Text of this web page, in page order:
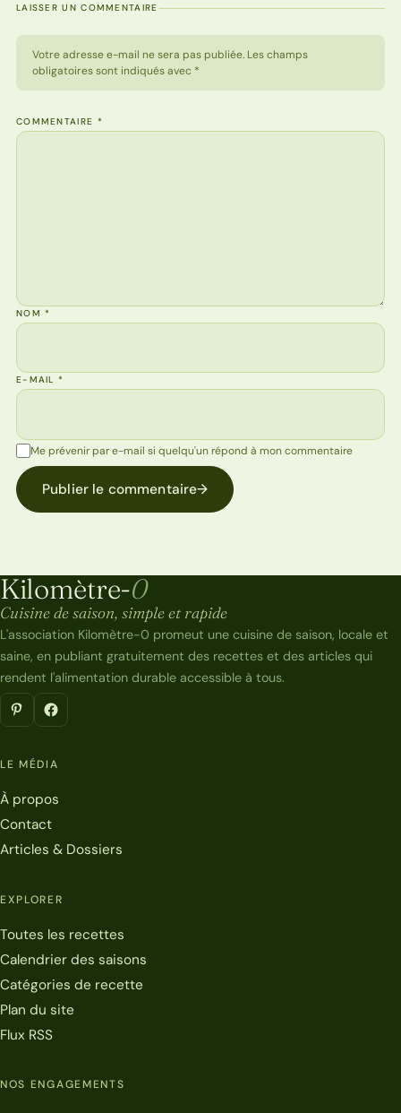
LAISSER UN COMMENTAIRE
Votre adresse e-mail ne sera pas publiée. Les champs
obligatoires sont indiqués avec *
COMMENTAIRE *
NOM*
E-MAIL*
Me prévenir par e-mail si quelqu'un répond à mon commentaire
Publier le commentaire→
Kilomètre-0
Kilomètre-0
Cuisine de saison, simple et rapide
L'association Kilomètre-0 promeut une cuisine de saison, locale et
saine, en publiant gratuitement des recettes et des articles qui
rendent l'alimentation durable accessible à tous.
LE MÉDIA
À propos
Contact
Articles & Dossiers
EXPLORER
Toutes les recettes
Calendrier des saisons
Catégories de recette
Plan du site
Flux RSS
NOS ENGAGEMENTS